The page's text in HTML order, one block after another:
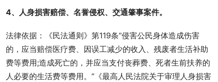
4、人身损害赔偿、名誉侵权、交通肇事案件。
法律依据：《民法通则》第119条“侵害公民身体造成伤害
的，应当赔偿医疗费、因误工减少的收入、残废者生活补助
费等费用;造成死亡的，并应当支付丧葬费、死者生前扶养的
人必要的生活费等费用。”《最高人民法院关于审理人身损害